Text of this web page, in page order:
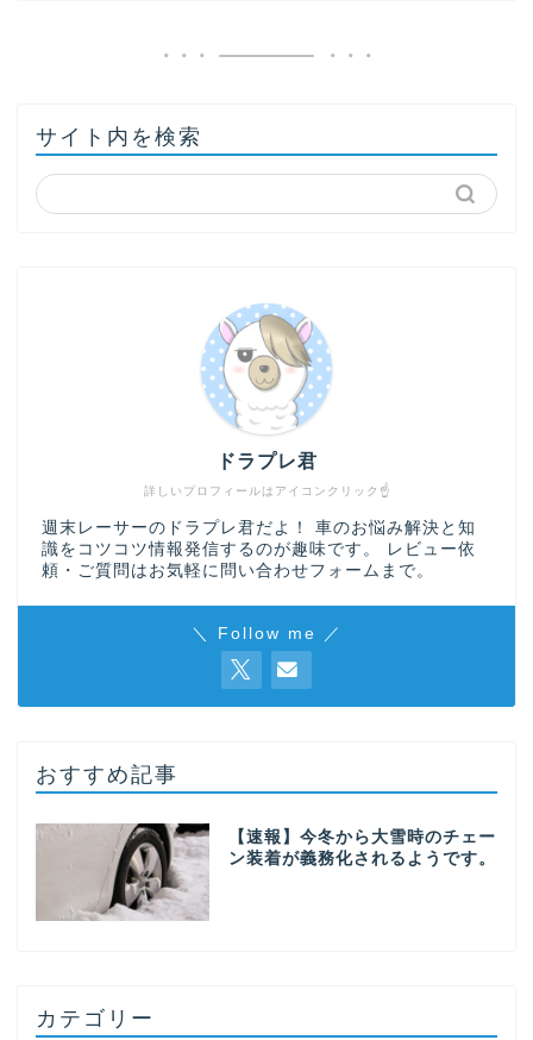
サイト内を検索
詳しいプロフィールはアイコンクリック☝
ドラプレ君
週末レーサーのドラプレ君だよ！ 車のお悩み解決と知
識をコツコツ情報発信するのが趣味です。 レビュー依
頼・ご質問はお気軽に 問い合わせフォーム まで。
＼ Follow me ／
おすすめ記事
【速報】今冬から大雪時のチェー
ン装着が義務化されるようです。
カテゴリー